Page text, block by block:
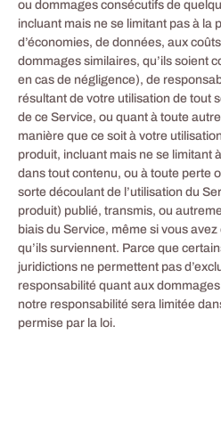
ou dommages consécutifs de
incluant mais ne se limitant pas à la
d’économies, de données, aux
dommages similaires, qu’ils soient
en cas de négligence), de
résultant de votre utilisation de tout
de ce Service, ou quant à toute
manière que ce soit à votre
produit, incluant mais ne se limitant
dans tout contenu, ou à toute perte
sorte découlant de l’utilisation du
produit) publié, transmis, ou
biais du Service, même si vous
qu’ils surviennent. Parce que
juridictions ne permettent pas
responsabilité quant aux
notre responsabilité sera limitée
permise par la loi.